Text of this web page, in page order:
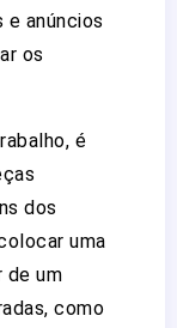
anúncios
os
é
dos
uma
de um
como